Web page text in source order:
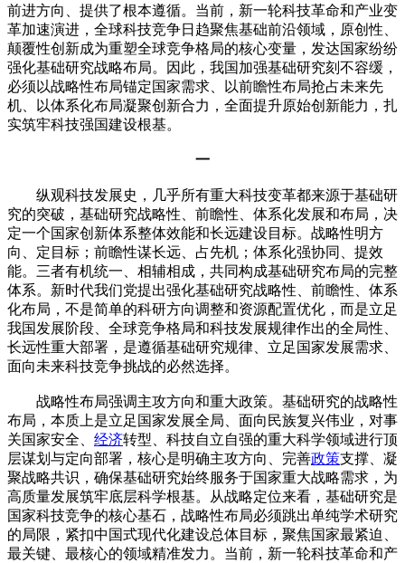
前进方向、提供了根本遵循。当前，新一轮科技革命和产业变
革加速演进，全球科技竞争日趋聚焦基础前沿领域，原创性、
颠覆性创新成为重塑全球竞争格局的核心变量，发达国家纷纷
强化基础研究战略布局。因此，我国加强基础研究刻不容缓，
必须以战略性布局锚定国家需求、以前瞻性布局抢占未来先
机、以体系化布局凝聚创新合力，全面提升原始创新能力，扎
实筑牢科技强国建设根基。
一
纵观科技发展史，几乎所有重大科技变革都来源于基础研
究的突破，基础研究战略性、前瞻性、体系化发展和布局，决
定一个国家创新体系整体效能和长远建设目标。战略性明方
向、定目标；前瞻性谋长远、占先机；体系化强协同、提效
能。三者有机统一、相辅相成，共同构成基础研究布局的完整
体系。新时代我们党提出强化基础研究战略性、前瞻性、体系
化布局，不是简单的科研方向调整和资源配置优化，而是立足
我国发展阶段、全球竞争格局和科技发展规律作出的全局性、
长远性重大部署，是遵循基础研究规律、立足国家发展需求、
面向未来科技竞争挑战的必然选择。
战略性布局强调主攻方向和重大政策。基础研究的战略性
布局，本质上是立足国家发展全局、面向民族复兴伟业，对事
关国家安全、 经济转型、科技自立自强的重大科学领域进行顶
层谋划与定向部署，核心是明确主攻方向、完善政策支撑、凝
聚战略共识，确保基础研究始终服务于国家重大战略需求，为
高质量发展筑牢底层科学根基。从战略定位来看，基础研究是
国家科技竞争的核心基石，战略性布局必须跳出单纯学术研究
的局限，紧扣中国式现代化建设总体目标，聚焦国家最紧迫、
最关键、最核心的领域精准发力。当前，新一轮科技革命和产